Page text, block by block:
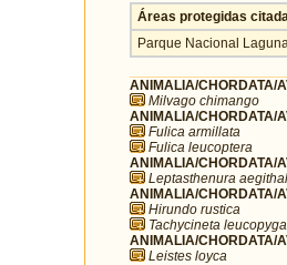
Áreas protegidas
Parque Nacional
ANIMALIA/CHORDATA/
Milvago chimango
ANIMALIA/CHORDATA/
Fulica armillata
Fulica leucoptera
ANIMALIA/CHORDATA/
Leptasthenura
ANIMALIA/CHORDATA/
Hirundo rustica
Tachycineta leucopyga
ANIMALIA/CHORDATA/
Leistes loyca